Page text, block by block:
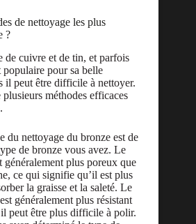
de nettoyage les plus
?
de cuivre et de tin, et parfois
populaire pour sa belle
il peut être difficile à nettoyer.
méthodes efficaces
du nettoyage du bronze est de
de bronze vous avez. Le
généralement plus poreux que
ce qui signifie qu’il est plus
la graisse et la saleté. Le
généralement plus résistant
peut être plus difficile à polir.